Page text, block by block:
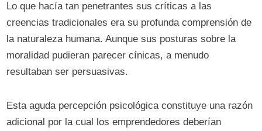
Lo que hacía tan penetrantes sus críticas a las
creencias tradicionales era su profunda comprensión de
la naturaleza humana. Aunque sus posturas sobre la
moralidad pudieran parecer cínicas, a menudo
resultaban ser persuasivas.
Esta aguda percepción psicológica constituye una razón
adicional por la cual los emprendedores deberían